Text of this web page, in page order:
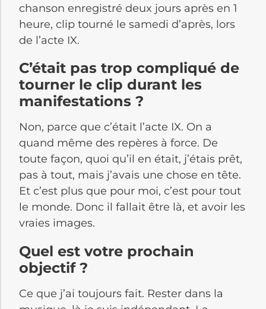
chanson enregistré deux jours après en 1
heure, clip tourné le samedi d’après, lors
de l’acte IX.
C’était pas trop compliqué de
tourner le clip durant les
manifestations ?
Non, parce que c’était l’acte IX. On a
quand même des repères à force. De
toute façon, quoi qu’il en était, j’étais prêt,
pas à tout, mais j’avais une chose en tête.
Et c’est plus que pour moi, c’est pour tout
le monde. Donc il fallait être là, et avoir les
vraies images.
Quel est votre prochain
objectif ?
Ce que j’ai toujours fait. Rester dans la